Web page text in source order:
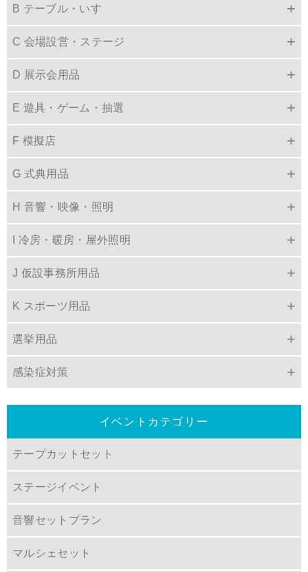
B テーブル・いす
C 会場設営・ステージ
D 展示会用品
E 遊具・ゲーム・抽選
F 模擬店
G 式典用品
H 音響・映像・照明
I 冷房・暖房・屋外照明
J 仮設事務所用品
K スポーツ用品
選挙用品
感染症対策
イベントカテゴリー
テープカットセット
ステージイベント
音響セットプラン
マルシェセット